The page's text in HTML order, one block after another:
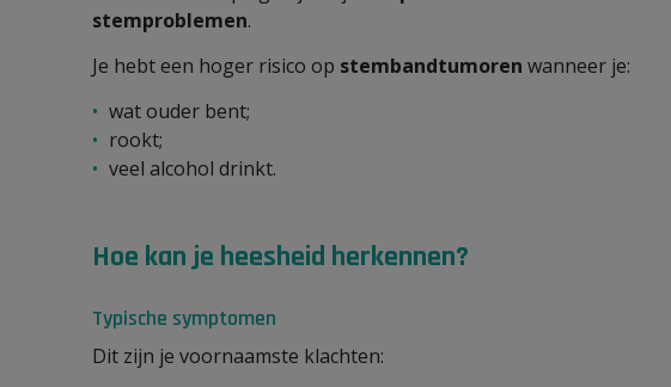
stemproblemen.
Je hebt een hoger risico op stembandtumoren wanneer je:
wat ouder bent;
rookt;
veel alcohol drinkt.
Hoe kan je heesheid herkennen?
Typische symptomen
Dit zijn je voornaamste klachten: